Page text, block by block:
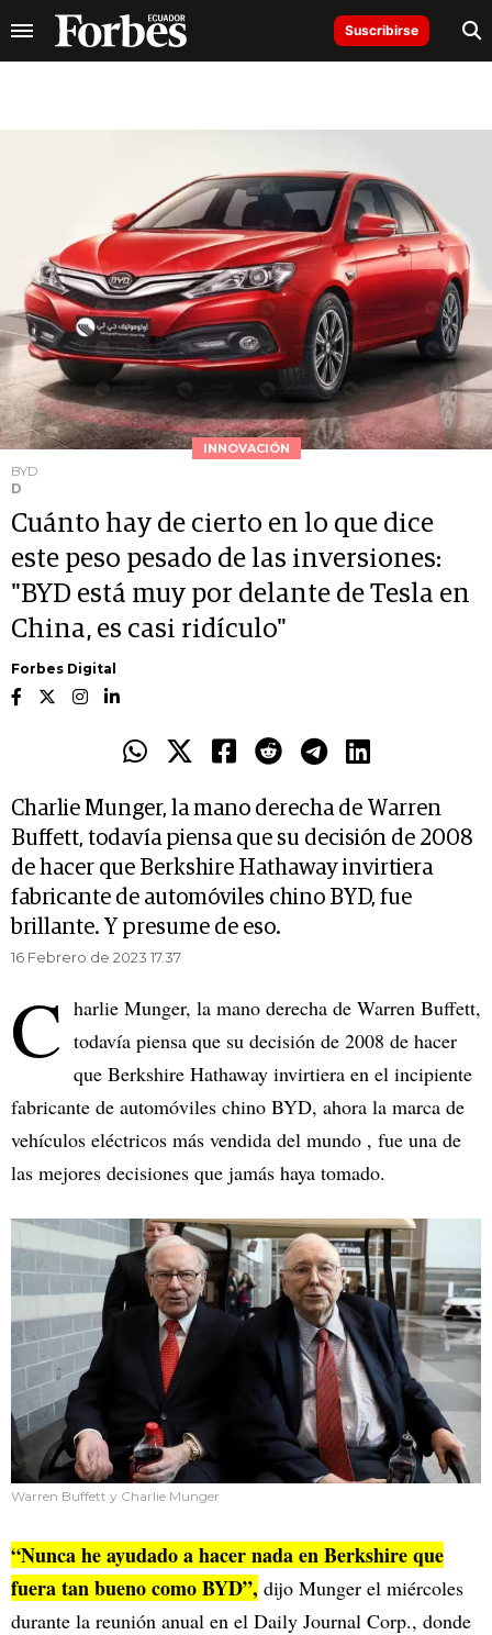
Suscribirse
INNOVACIÓN
BYD
D
Cuánto hay de cierto en lo que dice
este peso pesado de las inversiones:
"BYD está muy por delante de Tesla en
China, es casi ridículo"
Forbes Digital
Charlie Munger, la mano derecha de Warren
Buffett, todavía piensa que su decisión de 2008
de hacer que Berkshire Hathaway invirtiera
fabricante de automóviles chino BYD, fue
brillante. Y presume de eso.
16 Febrero de 2023 17.37
C harlie Munger, la mano derecha de Warren Buffett,
todavía piensa que su decisión de 2008 de hacer
que Berkshire Hathaway invirtiera en el incipiente
fabricante de automóviles chino BYD, ahora la marca de
vehículos eléctricos más vendida del mundo , fue una de
las mejores decisiones que jamás haya tomado.
Warren Buffett y Charlie Munger
“Nunca he ayudado a hacer nada en Berkshire que
fuera tan bueno como BYD”, dijo Munger el miércoles
durante la reunión anual en el Daily Journal Corp., donde